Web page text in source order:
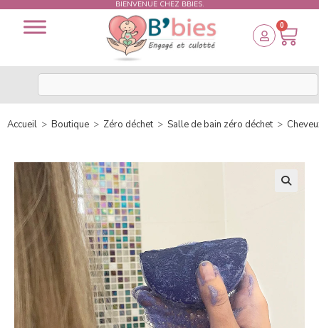
BIENVENUE CHEZ BBIES.
0
Accueil > Boutique > Zéro déchet > Salle de bain zéro déchet >